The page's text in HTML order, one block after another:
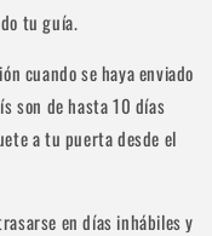
tu guía.
cuando se haya enviado
son de hasta 10 días
a tu puerta desde el
en días inhábiles y